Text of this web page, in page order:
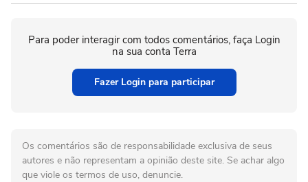
Para poder interagir com todos comentários, faça Login
na sua conta Terra
Fazer Login para participar
Os comentários são de responsabilidade exclusiva de seus
autores e não representam a opinião deste site. Se achar algo
que viole os termos de uso, denuncie.